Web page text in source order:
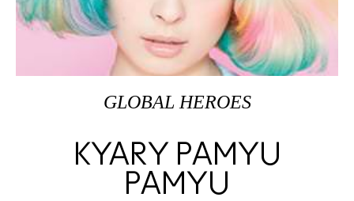
GLOBAL HEROES
KYARY PAMYU
PAMYU